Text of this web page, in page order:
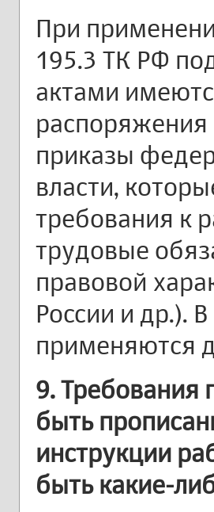
При
195.3 ТК РФ
актами
распоряжения
приказы
власти,
требования к
трудовые
правовой
России и др.).
применяются
9. Требования
быть
инструкции
быть какие-